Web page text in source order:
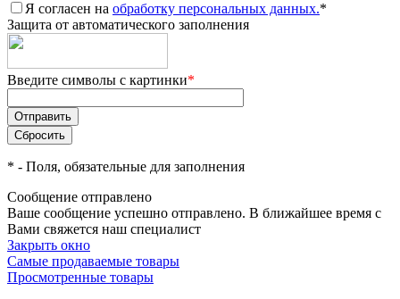
Я согласен на обработку персональных данных.*
Защита от автоматического заполнения
Введите символы с картинки*
* - Поля, обязательные для заполнения
Сообщение отправлено
Ваше сообщение успешно отправлено. В ближайшее время с
Вами свяжется наш специалист
Закрыть окно
Самые продаваемые товары
Просмотренные товары